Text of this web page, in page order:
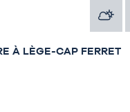
À LÈGE-CAP FERRET